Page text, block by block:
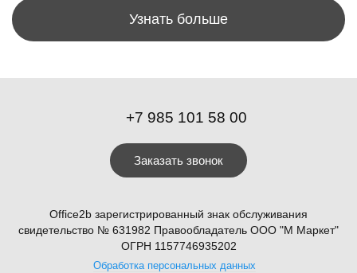
Узнать больше
+7 985 101 58 00
Заказать звонок
Office2b зарегистрированный знак обслуживания
свидетельство № 631982 Правообладатель ООО "М Маркет"
ОГРН 1157746935202
Обработка персональных данных